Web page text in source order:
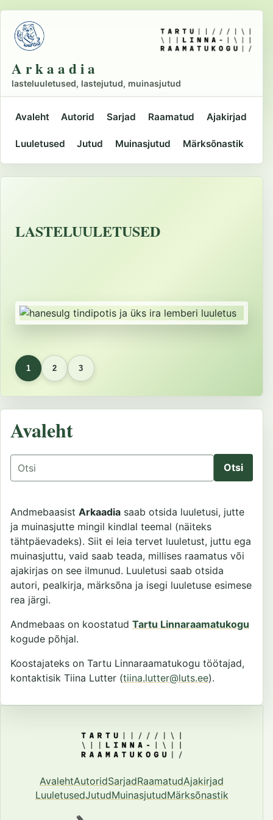
Liigu
põhisisu
juurde
A r k a a d i a
lasteluuletused, lastejutud, muinasjutud
Peamine
navigatsioon
Avaleht Autorid Sarjad Raamatud Ajakirjad
Luuletused Jutud Muinasjutud Märksõnastik
LASTELUULETUSED
1 2 3
Avaleht
Otsing
Andmebaasist Arkaadia saab otsida luuletusi, jutte
ja muinasjutte mingil kindlal teemal (näiteks
tähtpäevadeks). Siit ei leia tervet luuletust, juttu ega
muinasjuttu, vaid saab teada, millises raamatus või
ajakirjas on see ilmunud. Luuletusi saab otsida
autori, pealkirja, märksõna ja isegi luuletuse esimese
rea järgi.
Andmebaas on koostatud Tartu Linnaraamatukogu
kogude põhjal.
Koostajateks on Tartu Linnaraamatukogu töötajad,
kontaktisik Tiina Lutter (tiina.lutter@luts.ee).
AvalehtAutoridSarjadRaamatudAjakirjad
LuuletusedJutudMuinasjutudMärksõnastik